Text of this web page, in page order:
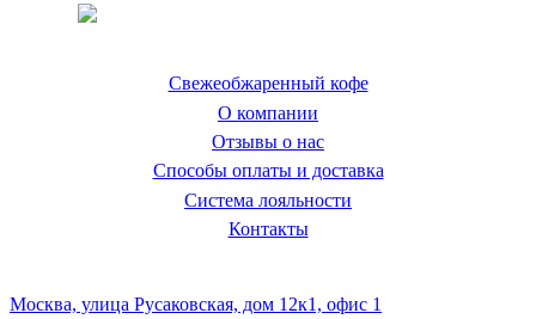
Свежеобжаренный кофе
О компании
Отзывы о нас
Способы оплаты и доставка
Система лояльности
Контакты
Москва, улица Русаковская, дом 12к1, офис 1